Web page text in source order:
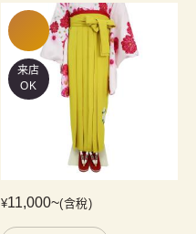
来店
OK
¥11,000~(含稅)